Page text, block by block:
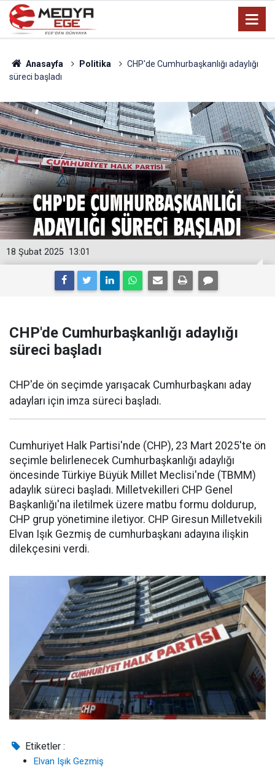
Anasayfa Politika
CHP'de Cumhurbaşkanlığı adaylığı
süreci başladı
13:01
18 Şubat 2025
CHP'de Cumhurbaşkanlığı adaylığı
süreci başladı
CHP'de ön seçimde yarışacak Cumhurbaşkanı aday
adayları için imza süreci başladı.
Cumhuriyet Halk Partisi'nde (CHP), 23 Mart 2025'te ön
seçimle belirlenecek Cumhurbaşkanlığı adaylığı
öncesinde Türkiye Büyük Millet Meclisi'nde (TBMM)
adaylık süreci başladı. Milletvekilleri CHP Genel
Başkanlığı'na iletilmek üzere matbu formu doldurup,
CHP grup yönetimine iletiyor. CHP Giresun Milletvekili
Elvan Işık Gezmiş de cumhurbaşkanı adayına ilişkin
dilekçesini verdi.
Etiketler :
Elvan Işık Gezmiş